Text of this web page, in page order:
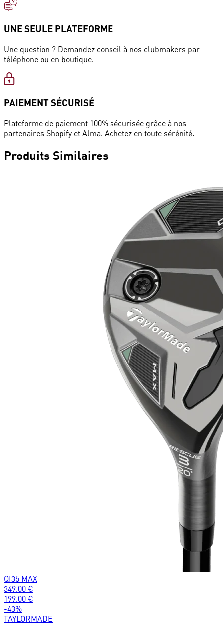
UNE SEULE PLATEFORME
Une question ? Demandez conseil à nos clubmakers par
téléphone ou en boutique.
PAIEMENT SÉCURISÉ
Plateforme de paiement 100% sécurisée grâce à nos
partenaires Shopify et Alma. Achetez en toute sérénité.
Produits Similaires
QI35 MAX
349.00 €
199.00 €
-43%
TAYLORMADE